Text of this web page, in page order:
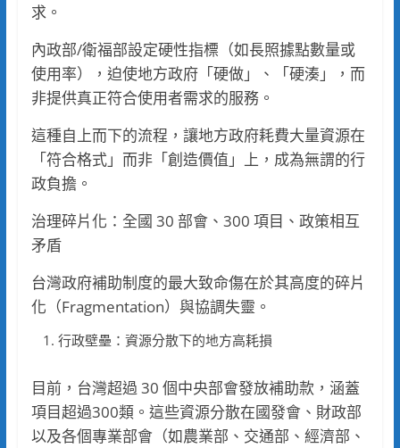
求。
內政部/衛福部設定硬性指標（如長照據點數量或
使用率），迫使地方政府「硬做」、「硬湊」，而
非提供真正符合使用者需求的服務。
這種自上而下的流程，讓地方政府耗費大量資源在
「符合格式」而非「創造價值」上，成為無謂的行
政負擔。
治理碎片化：全國 30 部會、300 項目、政策相互
矛盾
台灣政府補助制度的最大致命傷在於其高度的碎片
化（Fragmentation）與協調失靈。
行政壁壘：資源分散下的地方高耗損
目前，台灣超過 30 個中央部會發放補助款，涵蓋
項目超過300類。這些資源分散在國發會、財政部
以及各個專業部會（如農業部、交通部、經濟部、